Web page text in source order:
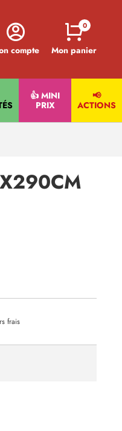
compte Mon panier
0
👍 MINI
PRIX
📢
ACTIONS
frais